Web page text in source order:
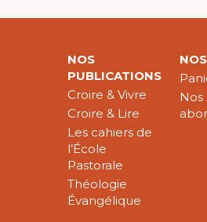
NOS
PUBLICATIONS
Croire & Vivre
Croire & Lire
Les cahiers de
l’École
Pastorale
Théologie
Évangélique
Nos